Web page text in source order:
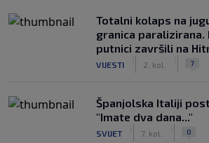
Totalni kolaps na
granica paralizirana.
putnici završili na
VIJESTI 2. kol. 7
Španjolska Italiji
"Imate dva dana..."
SVIJET 7. kol. 0